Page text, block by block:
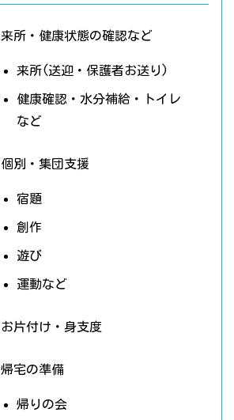
来所・健康状態の確認など
来所(送迎・保護者お送り)
健康確認・水分補給・トイレ
など
個別・集団支援
宿題
創作
遊び
運動など
お片付け・身支度
帰宅の準備
帰りの会